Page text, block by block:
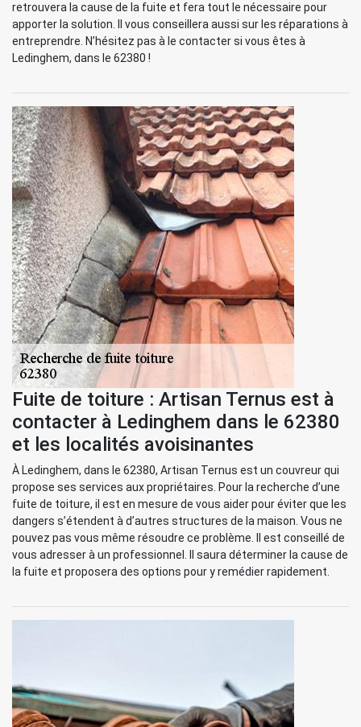
retrouvera la cause de la fuite et fera tout le nécessaire pour
apporter la solution. Il vous conseillera aussi sur les réparations à
entreprendre. N’hésitez pas à le contacter si vous êtes à
Ledinghem, dans le 62380 !
Fuite de toiture : Artisan Ternus est à
contacter à Ledinghem dans le 62380
et les localités avoisinantes
À Ledinghem, dans le 62380, Artisan Ternus est un couvreur qui
propose ses services aux propriétaires. Pour la recherche d’une
fuite de toiture, il est en mesure de vous aider pour éviter que les
dangers s’étendent à d’autres structures de la maison. Vous ne
pouvez pas vous même résoudre ce problème. Il est conseillé de
vous adresser à un professionnel. Il saura déterminer la cause de
la fuite et proposera des options pour y remédier rapidement.